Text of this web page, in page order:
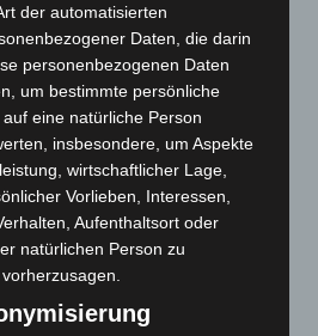
woven, 8,5 cm width,
quantity on request
& shipping
der automatisierten
Daten, die darin
personenbezogenen Daten
um bestimmte persönliche
eine natürliche Person
insbesondere, um Aspekte
wirtschaftlicher Lage,
Vorlieben, Interessen,
Aufenthaltsort oder
natürlichen Person zu